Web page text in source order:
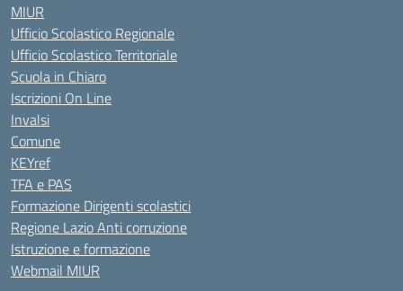
MIUR
Ufficio Scolastico Regionale
Ufficio Scolastico Territoriale
Scuola in Chiaro
Iscrizioni On Line
Invalsi
Comune
KEYref
TFA e PAS
Formazione Dirigenti scolastici
Regione Lazio Anti corruzione
Istruzione e formazione
Webmail MIUR